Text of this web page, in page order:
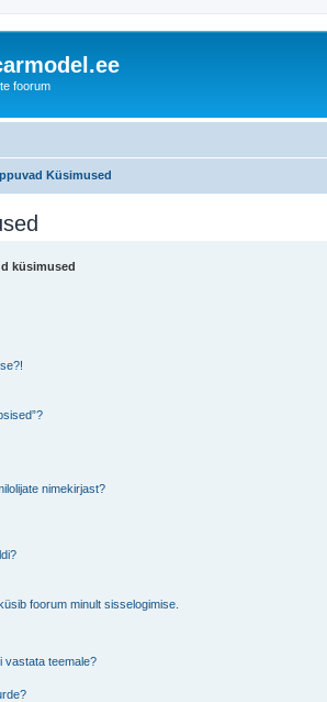
foorum
Küsimused
küsimused
nimekirjast?
foorum minult sisselogimise.
vastata teemale?